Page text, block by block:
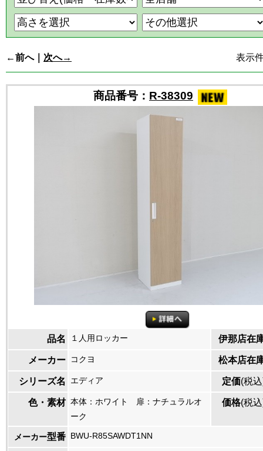
←前へ｜ 次へ→ 表示
商品番号： R-38309
品名 １人用ロッカー 伊那店在
メーカー コクヨ 松本店在
シリーズ名 エディア 定価(税
色・素材 本体：ホワイト 扉：ナチュラルオ
ーク
価格(税
メーカー型番 BWU-R85SAWDT1NN